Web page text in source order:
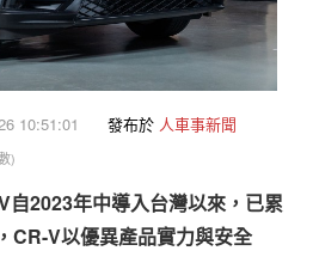
10:51:01 發布於 人車事新聞
)
2023年中導入台灣以來，已累
CR-V以優異產品實力與安全